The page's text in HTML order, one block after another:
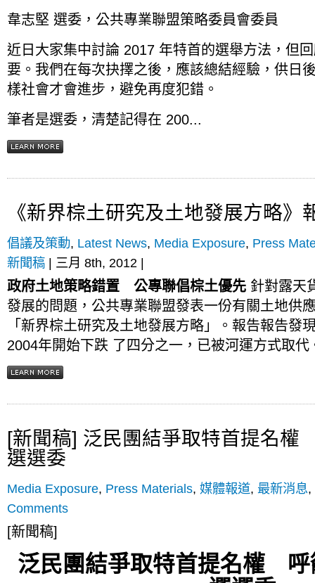
韋志堅 選委，公共專業聯盟策略委員會委員
近日大家集中討論 2017 年特首的選舉方法，但
要。我們在每次抉擇之後，應該總結經驗，供日
樣社會才會進步，避免再度犯錯。
筆者是選委，清楚記得在 200...
《新界棕土研究及土地發展方略》
倡議及策動, Latest News, Media Exposure, Press
新聞稿 | 三月 8th, 2012 |
政府土地策略錯置 公專聯倡棕土優先 針對露天
發展的問題，公共專業聯盟發表一份有關土地供
「新界棕土研究及土地發展方略」。報告報告發
2004年開始下跌 了四分之一，已被河運方式取
[新聞稿] 泛民團結爭取特首提名
選選委
Media Exposure, Press Materials, 媒體報道, 最新消息,
Comments
[新聞稿]
泛民團結爭取特首提名權